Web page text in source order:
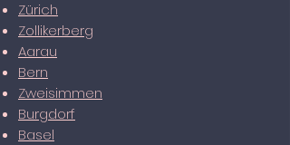
Zürich
Zollikerberg
Aarau
Bern
Zweisimmen
Burgdorf
Basel